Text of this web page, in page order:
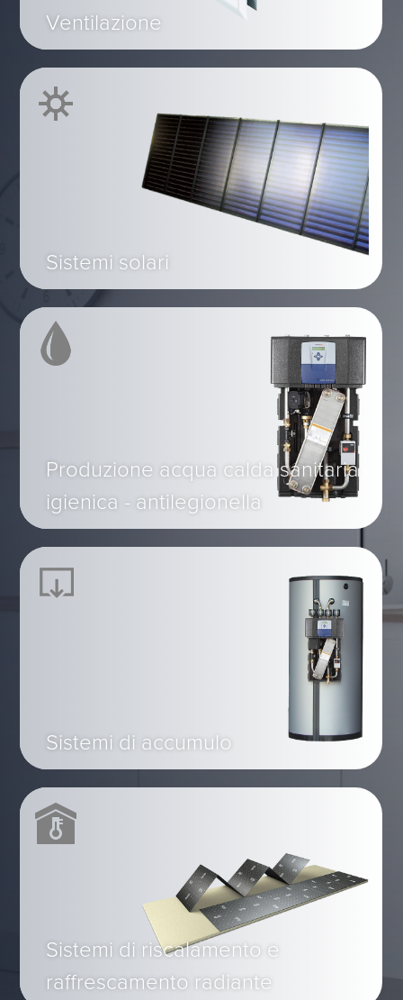
Ventilazione
Sistemi solari
Produzione acqua calda sanitaria
igienica - antilegionella
Sistemi di accumulo
Sistemi di riscalamento e
raffrescamento radiante